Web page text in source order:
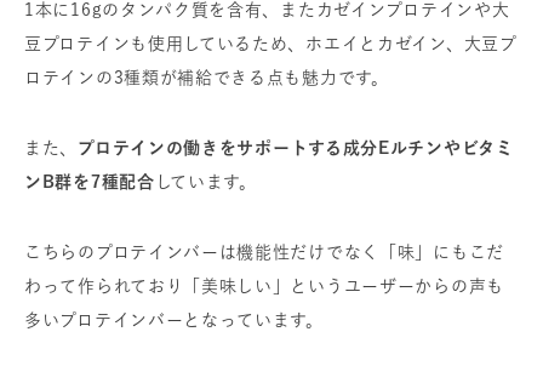
1本に16gのタンパク質を含有、またカゼインプロテインや大
豆プロテインも使用しているため、ホエイとカゼイン、大豆プ
ロテインの3種類が補給できる点も魅力です。
また、 プロテインの働きをサポートする成分Eルチンやビタミ
ンB群を7種配合 しています。
こちらのプロテインバーは機能性だけでなく「味」にもこだ
わって作られており「美味しい」というユーザーからの声も
多いプロテインバーとなっています。